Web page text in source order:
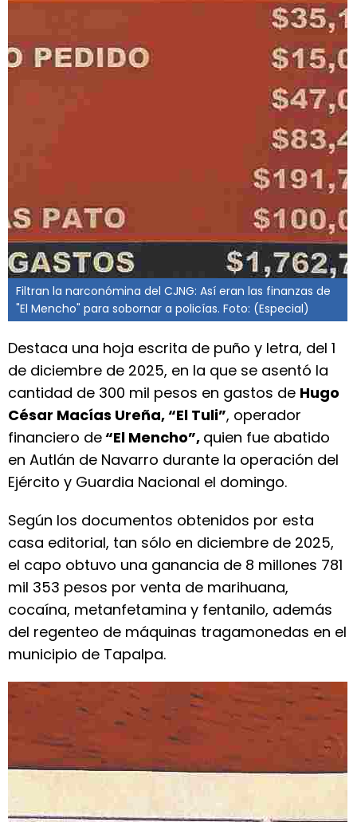
Filtran la narconómina del CJNG: Así eran las finanzas de
"El Mencho" para sobornar a policías. Foto: (Especial)
Destaca una hoja escrita de puño y letra, del 1
de diciembre de 2025, en la que se asentó la
cantidad de 300 mil pesos en gastos de Hugo
César Macías Ureña, “El Tuli”, operador
financiero de“El Mencho”, quien fue abatido
en Autlán de Navarro durante la operación del
Ejército y Guardia Nacional el domingo.
Según los documentos obtenidos por esta
casa editorial, tan sólo en diciembre de 2025,
el capo obtuvo una ganancia de 8 millones 781
mil 353 pesos por venta de marihuana,
cocaína, metanfetamina y fentanilo, además
del regenteo de máquinas tragamonedas en el
municipio de Tapalpa.